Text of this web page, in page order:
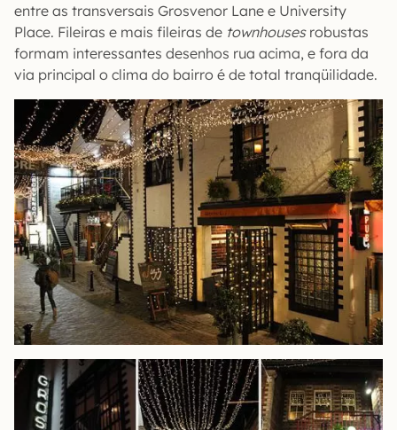
entre as transversais Grosvenor Lane e University
Place. Fileiras e mais fileiras de townhousesrobustas
formam interessantes desenhos rua acima, e fora da
via principal o clima do bairro é de total tranqüilidade.